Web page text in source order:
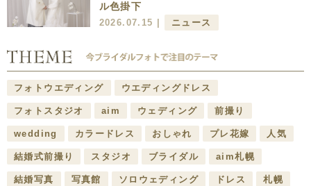
ル色掛下
2026.07.15 | ニュース
フォトウエディング ウエディングドレス
フォトスタジオ aim ウェディング 前撮り
wedding カラードレス おしゃれ プレ花嫁 人気
結婚式前撮り スタジオ ブライダル aim札幌
結婚写真 写真館 ソロウェディング ドレス 札幌